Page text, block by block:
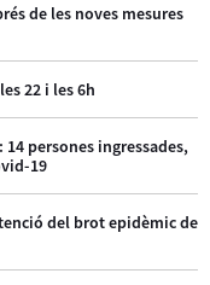
de les noves mesures
22 i les 6h
persones ingressades,
19
del brot epidèmic de